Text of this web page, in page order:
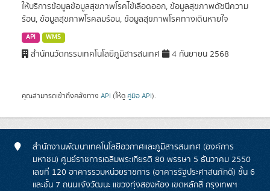
ให้บริการข้อมูลข้อมูลสุขภาพโรคไข้เลือดออก, ข้อมูลสุขภาพดัชนีความ
ร้อน, ข้อมูลสุขภาพโรคลมร้อน, ข้อมูลสุขภาพโรคทางเดินหายใจ
API WMS
สำนักนวัตกรรมเทคโนโลยีภูมิสารสนเทศ 4 กันยายน 2568
คุณสามารถเข้าถึงคลังทาง API (ให้ดู คู่มือ API).
สำนักงานพัฒนาเทคโนโลยีอวกาศและภูมิสารสนเทศ (องค์การ
มหาชน) ศูนย์ราชการเฉลิมพระเกียรติ 80 พรรษา 5 ธันวาคม 2550
เลขที่ 120 อาคารรวมหน่วยราชการ (อาคารรัฐประศาสนภักดี) ชั้น 6
และชั้น 7 ถนนแจ้งวัฒนะ แขวงทุ่งสองห้อง เขตหลักสี่ กรุงเทพฯ